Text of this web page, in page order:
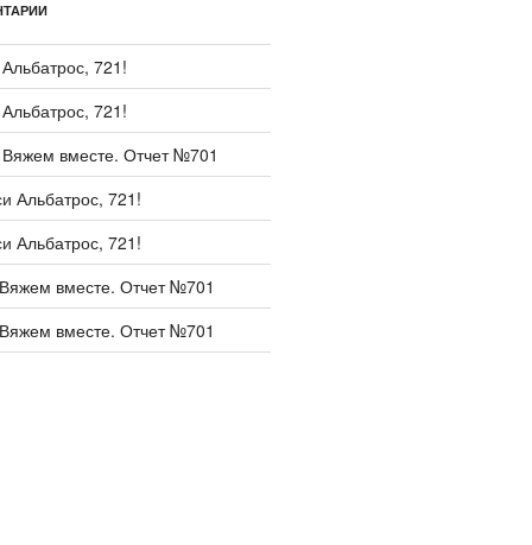
Альбатрос, 721!
Альбатрос, 721!
Вяжем вместе. Отчет №701
Альбатрос, 721!
Альбатрос, 721!
вместе. Отчет №701
вместе. Отчет №701